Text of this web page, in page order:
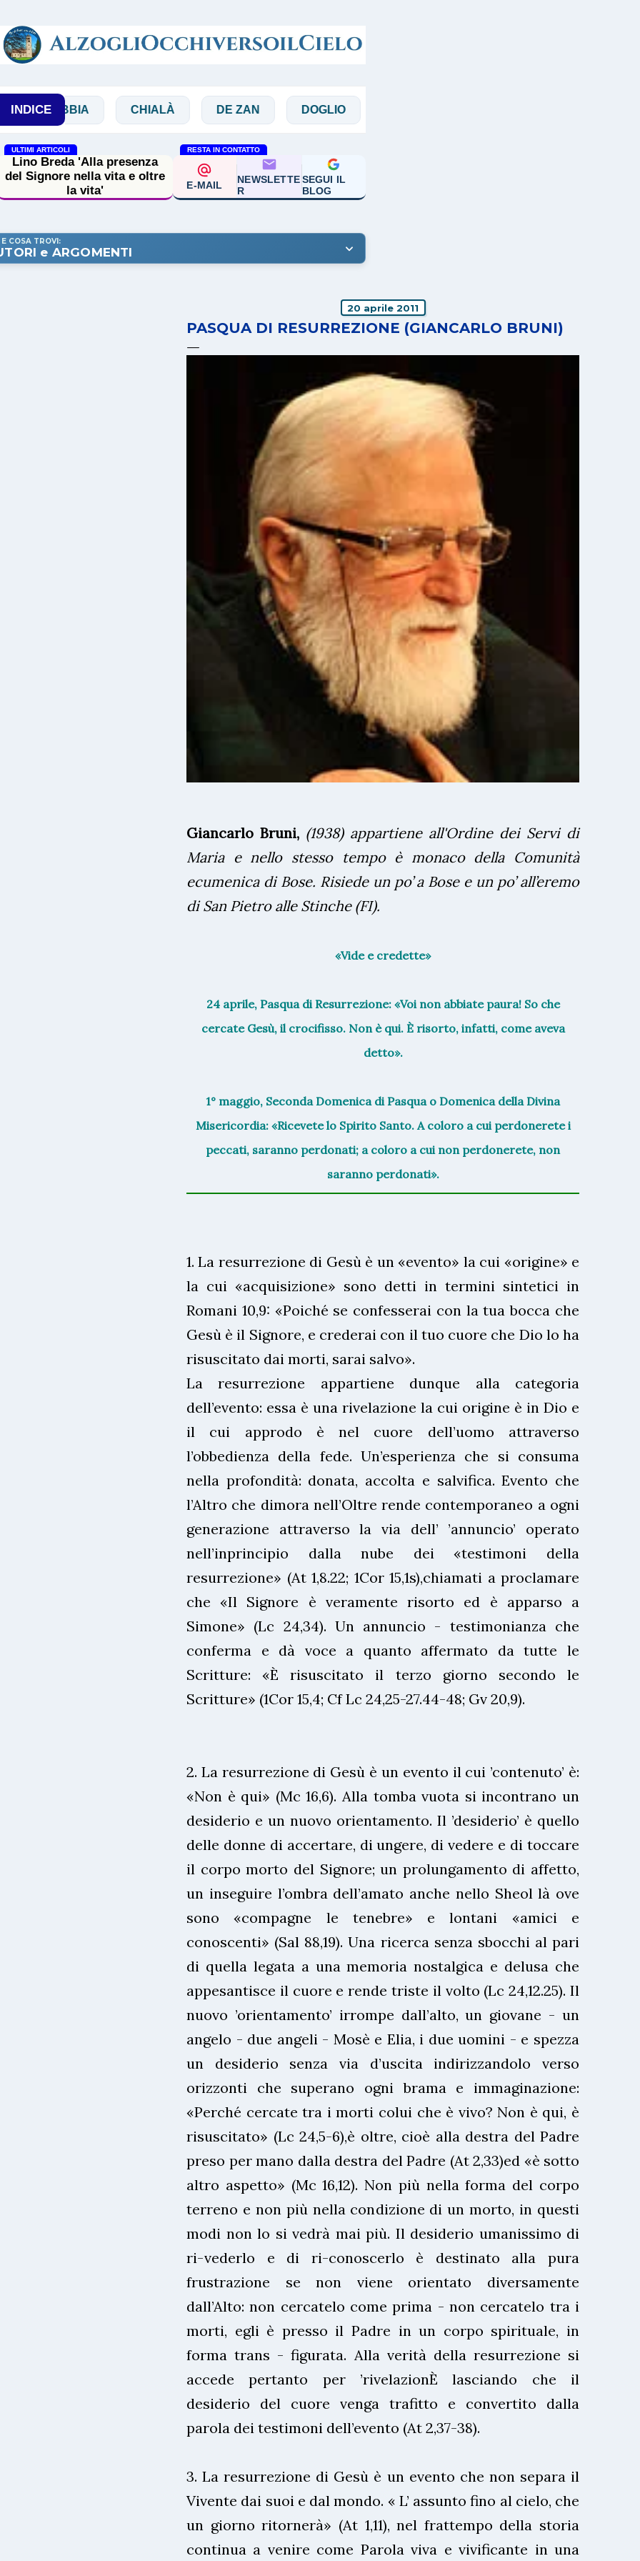
INDICE CHIALÀ DE ZAN DOGLIO MAGGI
ULTIMI ARTICOLI
Lino Breda 'Alla presenza
del Signore nella vita e oltre
la vita'
RESTA IN CONTATTO
E-MAIL
NEWSLETTE
R
SEGUI IL
BLOG
E COSA TROVI:
e ARGOMENTI
20 aprile 2011
PASQUA DI RESURREZIONE (GIANCARLO BRUNI)
Giancarlo Bruni, (1938) appartiene all'Ordine dei Servi di
Maria e nello stesso tempo è monaco della Comunità
ecumenica di Bose. Risiede un po’ a Bose e un po’ all’eremo
di San Pietro alle Stinche (FI).
«Vide e credette»
24 aprile, Pasqua di Resurrezione: «Voi non abbiate paura! So che
cercate Gesù, il crocifisso. Non è qui. È risorto, infatti, come aveva
detto».
1° maggio, Seconda Domenica di Pasqua o Domenica della Divina
Misericordia: «Ricevete lo Spirito Santo. A coloro a cui perdonerete i
peccati, saranno perdonati; a coloro a cui non perdonerete, non
saranno perdonati».
1. La resurrezione di Gesù è un «evento» la cui «origine» e
la cui «acquisizione» sono detti in termini sintetici in
Romani 10,9: «Poiché se confesserai con la tua bocca che
Gesù è il Signore, e crederai con il tuo cuore che Dio lo ha
risuscitato dai morti, sarai salvo».
La resurrezione appartiene dunque alla categoria
dell’evento: essa è una rivelazione la cui origine è in Dio e
il cui approdo è nel cuore dell’uomo attraverso
l’obbedienza della fede. Un’esperienza che si consuma
nella profondità: donata, accolta e salvifica. Evento che
l’Altro che dimora nell’Oltre rende contemporaneo a ogni
generazione attraverso la via dell’ ’annuncio’ operato
nell’inprincipio dalla nube dei «testimoni della
resurrezione» (At 1,8.22; 1Cor 15,1s),chiamati a proclamare
che «Il Signore è veramente risorto ed è apparso a
Simone» (Lc 24,34). Un annuncio - testimonianza che
conferma e dà voce a quanto affermato da tutte le
Scritture: «È risuscitato il terzo giorno secondo le
Scritture» (1Cor 15,4; Cf Lc 24,25-27.44-48; Gv 20,9).
2. La resurrezione di Gesù è un evento il cui ’contenuto’ è:
«Non è qui» (Mc 16,6). Alla tomba vuota si incontrano un
desiderio e un nuovo orientamento. Il ’desiderio’ è quello
delle donne di accertare, di ungere, di vedere e di toccare
il corpo morto del Signore; un prolungamento di affetto,
un inseguire l’ombra dell’amato anche nello Sheol là ove
sono «compagne le tenebre» e lontani «amici e
conoscenti» (Sal 88,19). Una ricerca senza sbocchi al pari
di quella legata a una memoria nostalgica e delusa che
appesantisce il cuore e rende triste il volto (Lc 24,12.25). Il
nuovo ’orientamento’ irrompe dall’alto, un giovane - un
angelo - due angeli - Mosè e Elia, i due uomini - e spezza
un desiderio senza via d’uscita indirizzandolo verso
orizzonti che superano ogni brama e immaginazione:
«Perché cercate tra i morti colui che è vivo? Non è qui, è
risuscitato» (Lc 24,5-6),è oltre, cioè alla destra del Padre
preso per mano dalla destra del Padre (At 2,33)ed «è sotto
altro aspetto» (Mc 16,12). Non più nella forma del corpo
terreno e non più nella condizione di un morto, in questi
modi non lo si vedrà mai più. Il desiderio umanissimo di
ri-vederlo e di ri-conoscerlo è destinato alla pura
frustrazione se non viene orientato diversamente
dall’Alto: non cercatelo come prima - non cercatelo tra i
morti, egli è presso il Padre in un corpo spirituale, in
forma trans - figurata. Alla verità della resurrezione si
accede pertanto per ’rivelazionÈ lasciando che il
desiderio del cuore venga trafitto e convertito dalla
parola dei testimoni dell’evento (At 2,37-38).
3. La resurrezione di Gesù è un evento che non separa il
Vivente dai suoi e dal mondo. « L’ assunto fino al cielo, che
un giorno ritornerà» (At 1,11), nel frattempo della storia
continua a venire come Parola viva e vivificante in una